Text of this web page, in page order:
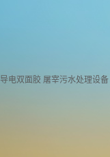
导电双面胶 屠宰污水处理设备